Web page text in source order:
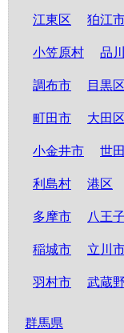
江東区 狛江
小笠原村 品
調布市 目黒区
町田市 大田区
小金井市 世
利島村 港区
多摩市 八王
稲城市 立川
羽村市 武蔵
群馬県